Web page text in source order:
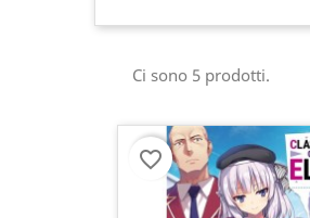
Ci sono 5 prodotti.
favorite_border